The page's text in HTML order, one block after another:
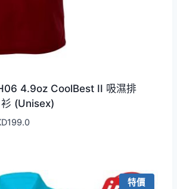
4.9oz CoolBest II 吸濕排
(Unisex)
199.0價
HKD99.0
特價